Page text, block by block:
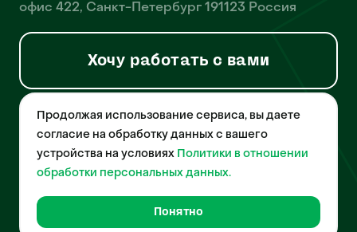
офис 422, Санкт-Петербург 191123 Россия
Хочу работать с вами
© 2026 Pet-Yes. ООО «Биржа домашних животных «Пет-Ес»
осуществляет деятельность в области информационных
технологий, деятельность по разработке и эксплуатации
собственного программного обеспечения, деятельность
порталов в информационно-коммуникационной сети Интернет и
домашних животных», свидетельство о регистрации
№2021612018 от 10 февраля 2021 года.
Продолжая использование сервиса, вы даете
согласие на обработку данных с вашего
устройства на условиях Политики в отношении
обработки персональных данных.
Понятно